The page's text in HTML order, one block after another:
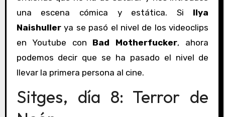
una escena cómica y estática. Si Ilya
Naishullerya se pasó el nivel de los videoclips
en Youtube con Bad Motherfucker, ahora
podemos decir que se ha pasado el nivel de
llevar la primera persona al cine.
Sitges, día 8: Terror de